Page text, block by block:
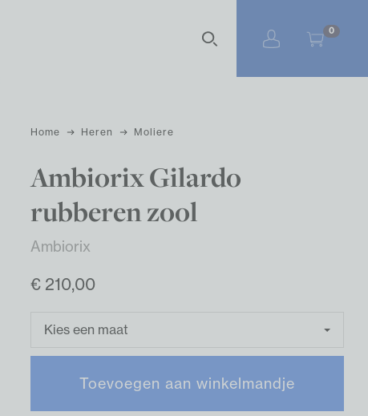
Zoekterm 0
Home Heren Moliere
Ambiorix Gilardo
rubberen zool
Ambiorix
€ 210,00
Kies een maat
Toevoegen aan winkelmandje